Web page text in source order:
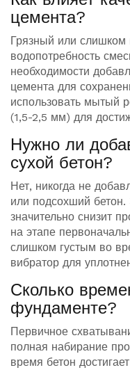
цемента?
Грязный или слишком
водопотребность
необходимости
цемента для
использовать мытый
(1,5-2,5 мм) для
Нужно ли
сухой бетон?
Нет, никогда не
или подсохший бетон.
значительно снизит
на этапе
слишком густым во
вибратор для
Сколько
фундаменте?
Первичное
полная набирание
время бетон